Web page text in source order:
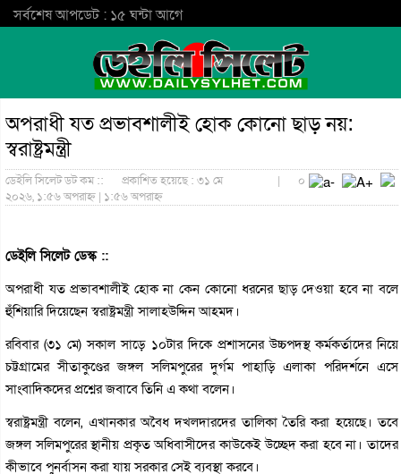
সর্বশেষ আপডেট : ১৫ ঘন্টা আগে
অপরাধী যত প্রভাবশালীই হোক কোনো ছাড় নয়:
স্বরাষ্ট্রমন্ত্রী
ডেইলি সিলেট ডট কম ::
প্রকাশিত হয়েছে : ৩১ মে
২০২৬, ১:৫৬ অপরাহ্ন | ১:৫৬ অপরাহ্ন
| ০
ডেইলি সিলেট ডেস্ক ::
অপরাধী যত প্রভাবশালীই হোক না কেন কোনো ধরনের ছাড় দেওয়া হবে না বলে
হুঁশিয়ারি দিয়েছেন স্বরাষ্ট্রমন্ত্রী সালাহউদ্দিন আহমদ।
রবিবার (৩১ মে) সকাল সাড়ে ১০টার দিকে প্রশাসনের উচ্চপদস্থ কর্মকর্তাদের নিয়ে
চট্টগ্রামের সীতাকুণ্ডের জঙ্গল সলিমপুরের দুর্গম পাহাড়ি এলাকা পরিদর্শনে এসে
সাংবাদিকদের প্রশ্নের জবাবে তিনি এ কথা বলেন।
স্বরাষ্ট্রমন্ত্রী বলেন, এখানকার অবৈধ দখলদারদের তালিকা তৈরি করা হয়েছে। তবে
জঙ্গল সলিমপুরের স্থানীয় প্রকৃত অধিবাসীদের কাউকেই উচ্ছেদ করা হবে না। তাদের
কীভাবে পুনর্বাসন করা যায় সরকার সেই ব্যবস্থা করবে।